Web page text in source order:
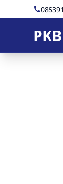
Skip to Content